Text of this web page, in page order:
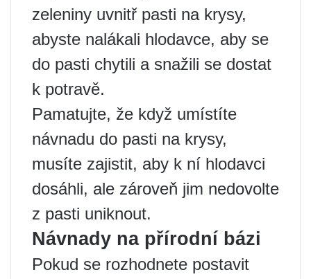
zeleniny uvnitř pasti na krysy,
abyste nalákali hlodavce, aby se
do pasti chytili a snažili se dostat
k potravě.
Pamatujte, že když umístíte
návnadu do pasti na krysy,
musíte zajistit, aby k ní hlodavci
dosáhli, ale zároveň jim nedovolte
z pasti uniknout.
Návnady na přírodní bázi
Pokud se rozhodnete postavit